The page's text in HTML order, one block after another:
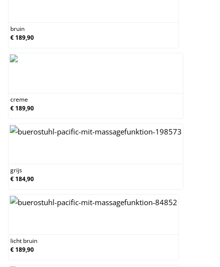
bruin
€ 189,90
creme
€ 189,90
grijs
€ 184,90
licht bruin
€ 189,90